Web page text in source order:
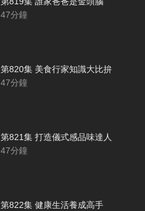
47分鐘
第820集 美食行家知識大比拚
47分鐘
第821集 打造儀式感品味達人
47分鐘
第822集 健康生活養成高手